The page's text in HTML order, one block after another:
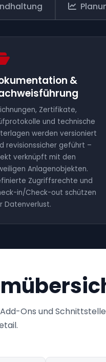
&
Zertifikate,
und technische
werden versioniert
revisionssicher geführt –
verknüpft mit den
Anlagenobjekten.
Zugriffsrechte und
in/Check-out schützen
Datenverlust.
Ons und